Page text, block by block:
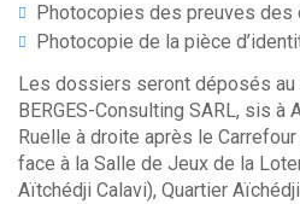
Photocopies des preuves des
Photocopie de la pièce
Les dossiers seront déposés au
BERGES-Consulting SARL, sis à
Ruelle à droite après le
face à la Salle de Jeux de la
Aïtchédji Calavi), Quartier